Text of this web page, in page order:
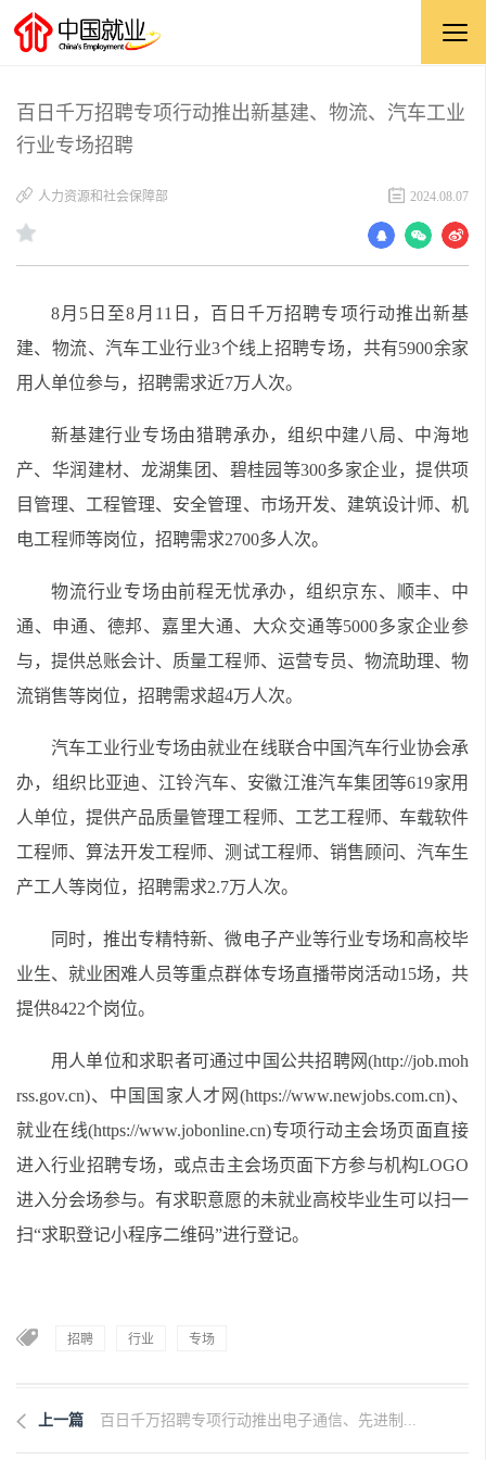
百日千万招聘专项行动推出新基建、物流、汽车工业
行业专场招聘
人力资源和社会保障部 2024.08.07
8月 5 日至8 月 11 日，百日千万招聘专项行动推出新基
建、物流、汽车工业行业3个线上招聘专场， 共有5900余家
用人单位参与，招聘需求近7万人次。
新基建行业专场由猎聘承办，组织中建八局、中海地
产、华润建材、龙湖集团、碧桂园等300多家企业，提供项
目管理、工程管理、安全管理、市场开发、建筑设计师、机
电工程师等岗位，招聘需求2700多人次。
物流行业专场由前程无忧承办，组织京东、顺丰、中
通、申通、德邦、嘉里大通、大众交通等5000多家企业参
与，提供总账会计、质量工程师、运营专员、物流助理、物
流销售等岗位，招聘需求超4万人次。
汽车工业行业专场由就业在线联合中国汽车行业协会承
办，组织比亚迪、江铃汽车、安徽江淮汽车集团等619家用
人单位，提供产品质量管理工程师、工艺工程师、车载软件
工程师、算法开发工程师、测试工程师、销售顾问、汽车生
产工人等岗位，招聘需求2.7万人次。
同时，推出专精特新、微电子产业等行业专场和高校毕
业生、就业困难人员等重点群体专场直播带岗活动15场，共
提供8422个岗位。
用人单位和求职者可通过中国公共招聘网(http://job.moh
rss.gov.cn)、中国国家人才网 (https://www.newjobs.com.cn)、
就业在线(https://www.jobonline.cn)专项行动主会场页面直接
进入行业招聘专场，或点击主会场页面下方参与机构LOGO
进入分会场参与。 有求职意愿的未就业高校毕业生可以扫一
扫“求职登记小程序二维码”进行登记。
招聘 行业 专场
上一篇 百日千万招聘专项行动推出电子通信、先进制...